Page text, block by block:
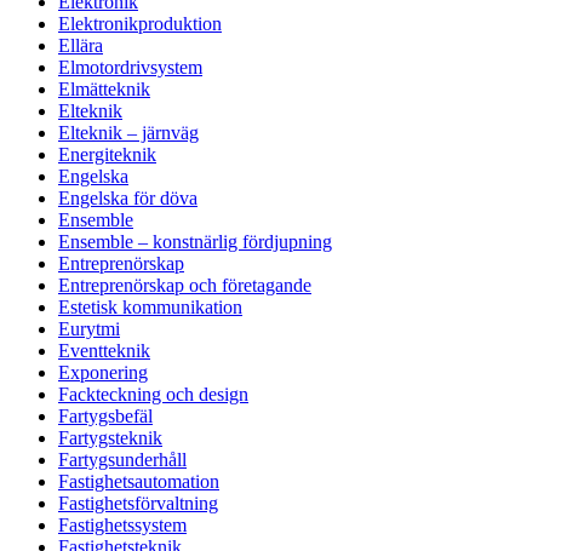
Elektronikproduktion
Ellära
Elmotordrivsystem
Elmätteknik
Elteknik
Elteknik – järnväg
Energiteknik
Engelska
Engelska för döva
Ensemble
Ensemble – konstnärlig fördjupning
Entreprenörskap
Entreprenörskap och företagande
Estetisk kommunikation
Eurytmi
Eventteknik
Exponering
Fackteckning och design
Fartygsbefäl
Fartygsteknik
Fartygsunderhåll
Fastighetsautomation
Fastighetsförvaltning
Fastighetssystem
Fastighetsteknik